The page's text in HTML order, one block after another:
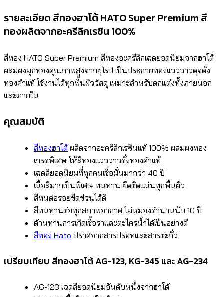
รายละเอียด สีทองฮาโต้ HATO Super Premium สี
ทองผลิตจากอะครีลิกเรซิน 100%
สีทอง HATO Super Premium สีทองอะครีลิกเฉดยอดนิยมจากฮาโต้
ผสมผงมุกทองคุณภาพสูงจากยุโรป เป็นประกายทองแวววาวดุจดั่ง
ทองคำแท้ ใช้งานได้ทุกพื้นผิววัสดุ เหมาะสำหรับตกแต่งทั้งภายนอก
และภายใน
คุณสมบัติ
สีทองฮาโต้ผลิตจากอะครีลิกเรซินแท้ 100% ผสมผงทอง
เกรดพิเศษ ให้สีทองแวววาวดั่งทองคำแท้
เฉดสียอดนิยมที่ทุกคนเชื่อมั่นมากว่า 40 ปี
เนื้อสีมากเป็นพิเศษ ทนทาน ยึดติดแน่นทุกพื้นผิว
สีทนต่อรอยขีดข่วนได้ดี
สีทนทานต่อทุกสภาพอากาศ ไม่หมองดำนานนับ 10 ปี
ต้านทานการเกิดเชื้อราและตะไคร่น้ำได้เป็นอย่างดี
สีทอง Hato ปราศจากสารปรอทและสารตะกั่ว
เปรียบเทียบ สีทองฮาโต้ AG-123, KG-345 และ AG-234
AG-123 เฉดสียอดนิยมอันดับหนึ่งจากฮาโต้